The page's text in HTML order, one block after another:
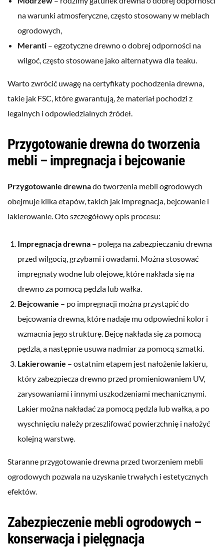
na warunki atmosferyczne, często stosowany w meblach
ogrodowych,
Meranti – egzotyczne drewno o dobrej odporności na
wilgoć, często stosowane jako alternatywa dla teaku.
Warto zwrócić uwagę na certyfikaty pochodzenia drewna,
takie jak FSC, które gwarantują, że materiał pochodzi z
legalnych i odpowiedzialnych źródeł.
Przygotowanie drewna do tworzenia
mebli – impregnacja i bejcowanie
Przygotowanie drewnado tworzenia mebli ogrodowych
obejmuje kilka etapów, takich jak impregnacja, bejcowanie i
lakierowanie. Oto szczegółowy opis procesu:
Impregnacja drewna – polega na zabezpieczaniu drewna
przed wilgocią, grzybami i owadami. Można stosować
impregnaty wodne lub olejowe, które nakłada się na
drewno za pomocą pędzla lub wałka.
Bejcowanie – po impregnacji można przystąpić do
bejcowania drewna, które nadaje mu odpowiedni kolor i
wzmacnia jego strukturę. Bejcę nakłada się za pomocą
pędzla, a następnie usuwa nadmiar za pomocą szmatki.
Lakierowanie – ostatnim etapem jest nałożenie lakieru,
który zabezpiecza drewno przed promieniowaniem UV,
zarysowaniami i innymi uszkodzeniami mechanicznymi.
Lakier można nakładać za pomocą pędzla lub wałka, a po
wyschnięciu należy przeszlifować powierzchnię i nałożyć
kolejną warstwę.
Staranne przygotowanie drewna przed tworzeniem mebli
ogrodowych pozwala na uzyskanie trwałych i estetycznych
efektów.
Zabezpieczenie mebli ogrodowych –
konserwacja i pielęgnacja